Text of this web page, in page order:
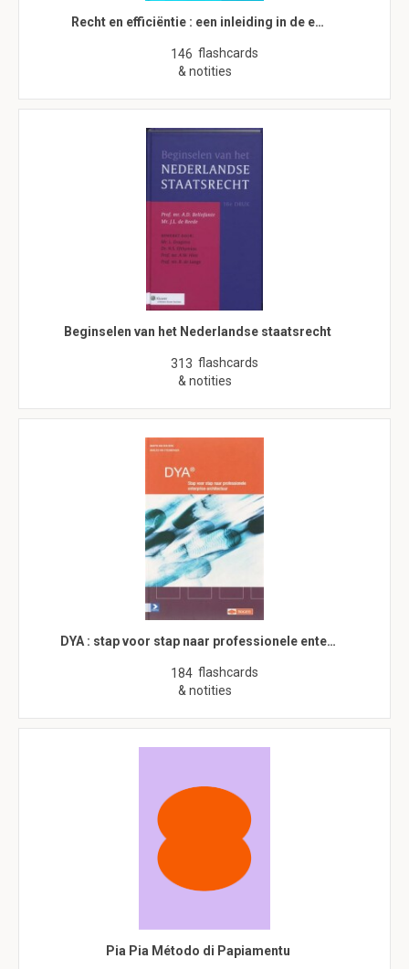
Recht en efficiëntie : een inleiding in de e…
146 flashcards
& notities
Beginselen van het Nederlandse staatsrecht
313 flashcards
& notities
DYA : stap voor stap naar professionele ente…
184 flashcards
& notities
Pia Pia Método di Papiamentu